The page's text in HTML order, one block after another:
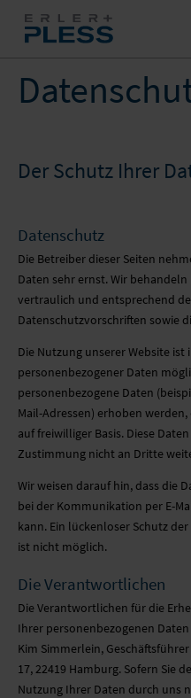
SHOWROOM
PRODUKTION
GROSSFOTOS &
WABENKARTONPLATTE
STOFFDRUCK
AKUSTIKBILDER
LAMPEN
INKJET-PRINTS
TAPETEN
GLASDRUCK
KLEBEFOLIEN
WEITERVERARBEITUNG
FULFILLMENT
VERSENDEN
MONTAGE
SHOP
+ MEHR
JETZT ANFRAGEN
NEWS
UNTERNEHMEN
STELLENANGEBOTE
SUPPORT CENTER
NACHHALTIGKEIT
PARTNER
SUCHE
+ MEHR
JETZT ANFRAGEN
UNTERNEHMEN
STELLENANGEBOTE
SUPPORT CENTER
NACHHALTIGKEIT
PARTNER
NEWSLETTER
Der Schutz Ihrer
Datenschutz
Die Betreiber dieser Seiten
Daten sehr ernst. Wir
vertraulich und entsprechend
Datenschutzvorschriften sowie
Die Nutzung unserer Website ist
personenbezogener Daten
personenbezogene Daten
Mail-Adressen) erhoben
auf freiwilliger Basis. Diese
Zustimmung nicht an Dritte
Wir weisen darauf hin, dass die
bei der Kommunikation per E-
kann. Ein lückenloser Schutz
ist nicht möglich.
Die Verantwortlichen
Die Verantwortlichen für die
Ihrer personenbezogenen Daten
Kim Simmerlein,
17, 22419 Hamburg. Sofern Sie
Nutzung Ihrer Daten durch uns